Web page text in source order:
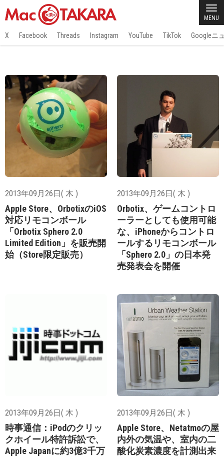
MENU
X Facebook Threads Instagram YouTube TikTok Googleニ
2013年09月26日( 木 )
Apple Store、OrbotixのiOS
対応リモコンボール
「Orbotix Sphero 2.0
Limited Edition」を販売開
始（Store限定販売）
2013年09月26日( 木 )
Orbotix、ゲームコントロ
ーラーとしても使用可能
な、iPhoneからコントロ
ールするリモコンボール
「Sphero 2.0」の日本発
売発表会を開催
2013年09月26日( 木 )
時事通信：iPodのクリッ
クホイール特許訴訟で、
Apple Japanに約3億3千万
2013年09月26日( 木 )
Apple Store、Netatmoの屋
内外の気温や、室内の二
酸化炭素濃度を計測出来